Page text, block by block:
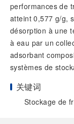
performances de
atteint 0,577 g/g,
désorption à une
à eau par un
adsorbant
systèmes de
关键词
Stockage de